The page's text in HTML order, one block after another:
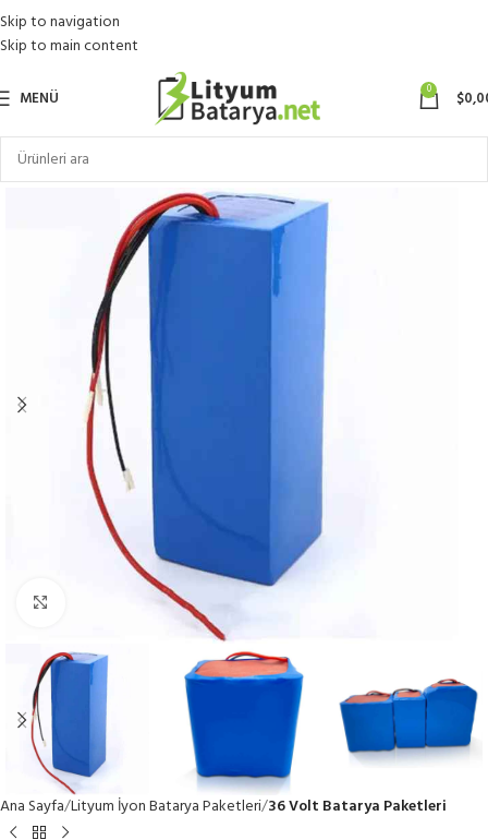
Skip to navigation
Skip to main content
MENÜ 0 $
Büyütmek için tıklayın
Ana Sayfa Lityum İyon Batarya Paketleri 36 Volt Batarya Paketleri